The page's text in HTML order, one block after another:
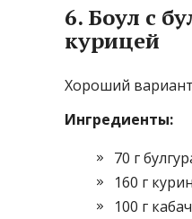
6. Боул с
курицей
Хороший
Ингредиенты:
70 г
160 г
100 г